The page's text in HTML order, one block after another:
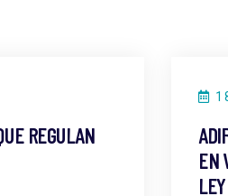
REGULAN
EN